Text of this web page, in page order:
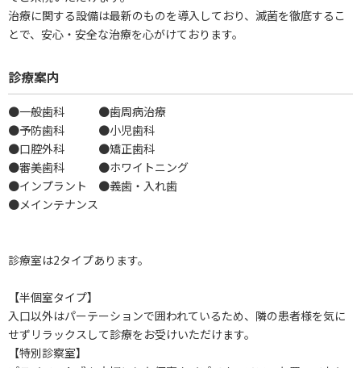
治療に関する設備は最新のものを導入しており、滅菌を徹底するこ
とで、安心・安全な治療を心がけております。
診療案内
●一般歯科 ●歯周病治療
●予防歯科 ●小児歯科
●口腔外科 ●矯正歯科
●審美歯科 ●ホワイトニング
●インプラント ●義歯・入れ歯
●メインテナンス
診療室は2タイプあります。
【半個室タイプ】
入口以外はパーテーションで囲われているため、隣の患者様を気に
せずリラックスして診療をお受けいただけます。
【特別診察室】